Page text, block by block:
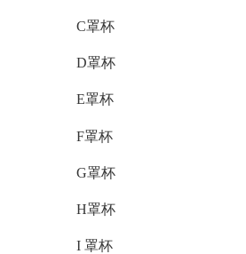
C罩杯
D罩杯
E罩杯
F罩杯
G罩杯
H罩杯
I 罩杯